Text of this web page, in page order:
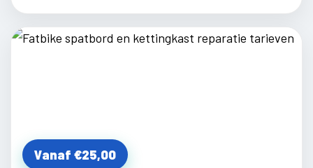
Vanaf €25,00